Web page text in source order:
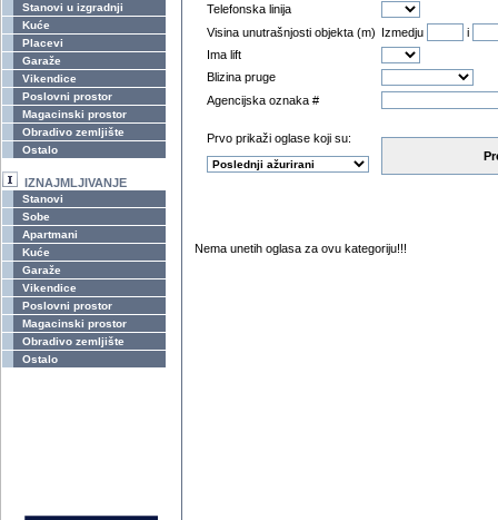
Stanovi u izgradnji
Kuće
Placevi
Garaže
Vikendice
Poslovni prostor
Magacinski prostor
Obradivo zemljište
Ostalo
IZNAJMLJIVANJE
Stanovi
Sobe
Apartmani
Kuće
Garaže
Vikendice
Poslovni prostor
Magacinski prostor
Obradivo zemljište
Ostalo
Telefonska linija
Visina unutrašnjosti objekta (m)
Izmedju
i
Ima lift
Blizina pruge
Agencijska oznaka #
Prvo prikaži oglase koji su:
Nema unetih oglasa za ovu kategoriju!!!